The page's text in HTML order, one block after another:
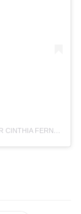
UNA PUBLICACIÓN COMPARTIDA POR CINTHIA FERNANDEZ (@CINTHIA_FERNANDEZ_)